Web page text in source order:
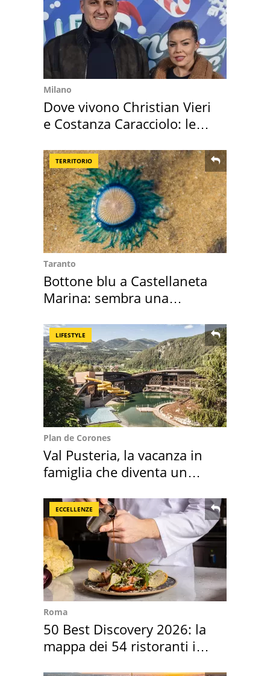
Milano
Dove vivono Christian Vieri
e Costanza Caracciolo: le
TERRITORIO
Taranto
Bottone blu a Castellaneta
Marina: sembra una
LIFESTYLE
Plan de Corones
Val Pusteria, la vacanza in
famiglia che diventa un
ECCELLENZE
Roma
50 Best Discovery 2026: la
mappa dei 54 ristoranti in